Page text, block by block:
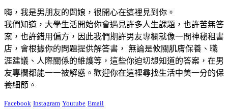
嗨，我是男朋友的闆娘，很開心在這裡見到你。
我們知道，大學生活開始你會遇見許多人生課題，也許苦無答
案，也許錯用偏方，因此我們期許男友專欄就像一間神秘租書
店，會根據你的問題提供解答書， 無論是攸關肌膚保養、職
涯建議、人際關係的維護等，這些你迫切想知道的答案，在男
友專欄都能一一被解惑。歡迎你在這裡尋找生活中美一分的保
養細節。
Facebook Instagram Youtube Email